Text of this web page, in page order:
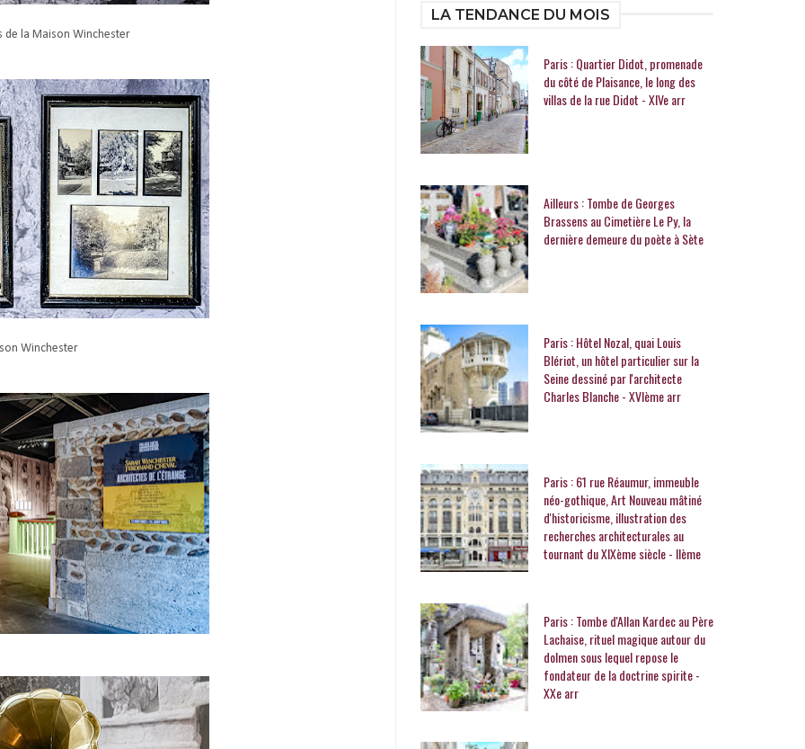
de la Maison Winchester
Winchester
LA TENDANCE DU MOIS
Paris : Quartier Didot, promenade
du côté de Plaisance, le long des
villas de la rue Didot - XIVe arr
Ailleurs : Tombe de Georges
Brassens au Cimetière Le Py, la
dernière demeure du poète à Sète
Paris : Hôtel Nozal, quai Louis
Blériot, un hôtel particulier sur la
Seine dessiné par l'architecte
Charles Blanche - XVIème arr
Paris : 61 rue Réaumur, immeuble
néo-gothique, Art Nouveau mâtiné
d'historicisme, illustration des
recherches architecturales au
tournant du XIXème siècle - IIème
Paris : Tombe d'Allan Kardec au Père
Lachaise, rituel magique autour du
dolmen sous lequel repose le
fondateur de la doctrine spirite -
XXe arr